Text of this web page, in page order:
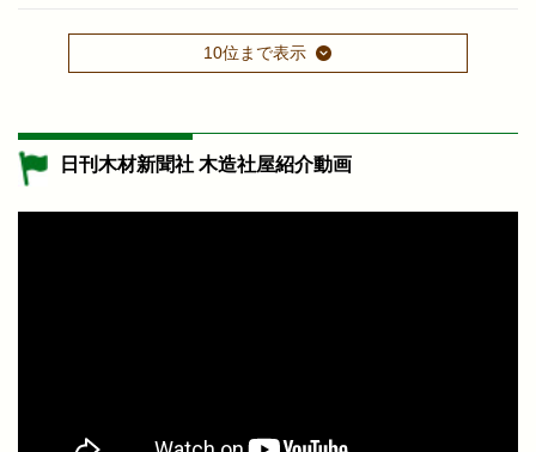
10位まで表示
日刊木材新聞社 木造社屋紹介動画